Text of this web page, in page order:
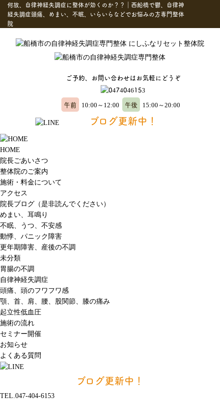
何故、自律神経失調症に整体が効くのか？？｜西船橋で鬱、自律神
経失調症頭痛、めまい、不眠、いらいらなどでお悩みの方専門整体
院
ご予約、お問い合わせはお気軽にどうぞ
午前 10:00～12:00 午後 15:00～20:00
ブログ更新中！
HOME
院長ごあいさつ
整体院のご案内
施術・料金について
アクセス
院長ブログ（是非読んでください）
めまい、耳鳴り
不眠、うつ、不安感
動悸、パニック障害
更年期障害、産後の不調
未分類
胃腸の不調
自律神経失調症
頭痛、頭のフワフワ感
顎、首、肩、腰、股関節、膝の痛み
起立性低血圧
施術の流れ
セミナー開催
お知らせ
よくある質問
ブログ更新中！
TEL.047-404-6153